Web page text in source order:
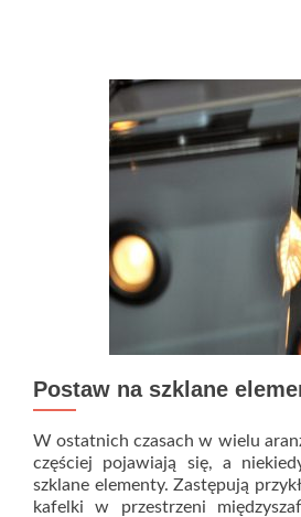
Postaw na szklane
W ostatnich czasach w wielu
częściej pojawiają się, a
szklane elementy. Zastępują
kafelki w przestrzeni